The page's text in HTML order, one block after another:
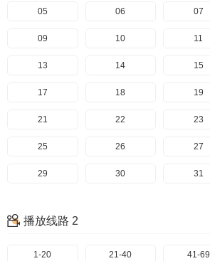
05 06 07
09 10 11
13 14 15
17 18 19
21 22 23
25 26 27
29 30 31
37
41 42 43
播放线路 2
1-20 21-40 41-69